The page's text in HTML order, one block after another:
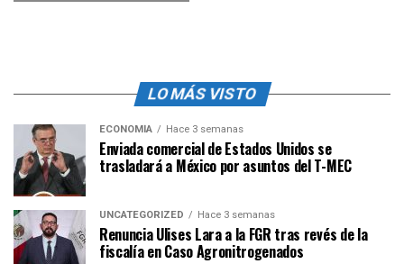
LO MÁS VISTO
ECONOMÍA Hace 3 semanas
Enviada comercial de Estados Unidos se
trasladará a México por asuntos del T-MEC
UNCATEGORIZED Hace 3 semanas
Renuncia Ulises Lara a la FGR tras revés de la
fiscalía en Caso Agronitrogenados